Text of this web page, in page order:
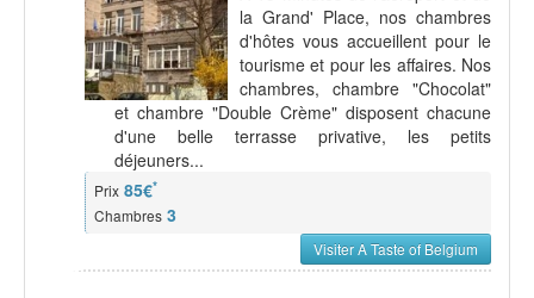
la Grand' Place, nos chambres
d'hôtes vous accueillent pour le
tourisme et pour les affaires. Nos
chambres, chambre "Chocolat"
et chambre "Double Crème" disposent chacune
d'une belle terrasse privative, les petits
déjeuners...
Prix 85€*
Chambres 3
Visiter A Taste of Belgium